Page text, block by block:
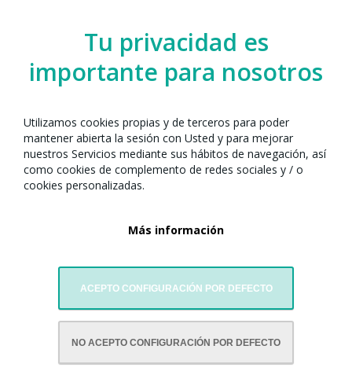
Tu privacidad es
importante para nosotros
Utilizamos cookies propias y de terceros para poder
mantener abierta la sesión con Usted y para mejorar
nuestros Servicios mediante sus hábitos de navegación, así
como cookies de complemento de redes sociales y / o
cookies personalizadas.
Más información
ACEPTO CONFIGURACIÓN POR DEFECTO
NO ACEPTO CONFIGURACIÓN POR DEFECTO
CON LA COLABORACIÓN DE: